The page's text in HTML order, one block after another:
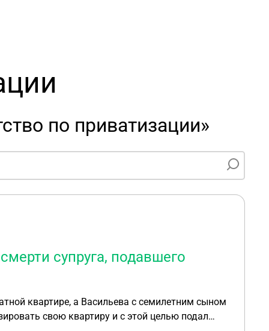
по приватизации»
супруга, подавшего
квартире, а Васильева с семилетним сыном
свою квартиру и с этой целью подал